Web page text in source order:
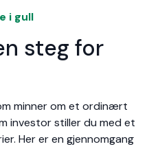
i gull
steg for
minner om et ordinært
investor stiller du med et
Her er en gjennomgang